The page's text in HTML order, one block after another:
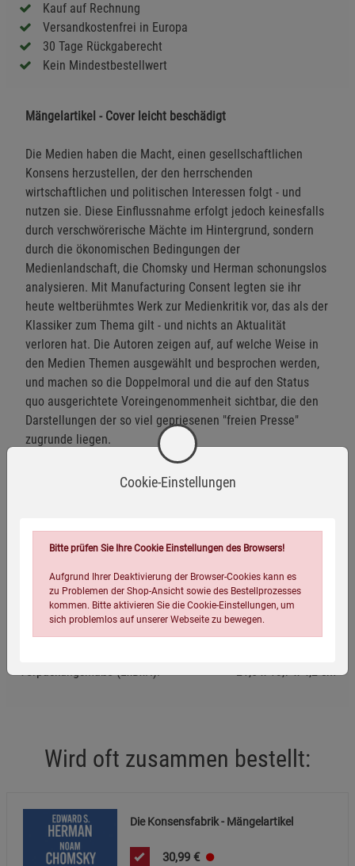
Kauf auf Rechnung
Versandkostenfrei in Europa
30 Tage Rückgaberecht
Kein Mindestbestellwert
Mängelartikel - Cover leicht beschädigt
Die Medien haben die Macht, einen gesellschaftlichen
Konsens herzustellen, der den herrschenden
wirtschaftlichen und politischen Interessen folgt - und
nutzen sie. Diese Einflussnahme erfolgt jedoch keinesfalls
durch verschwörerische Mächte im Hintergrund, sondern
durch die ökonomischen Bedingungen der
Medienlandschaft, die Chomsky und Herman schonungslos
analysieren. Mit Manufacturing Consent legten sie ihr
heute weltberühmtes Werk zur Medienkritik vor, das als der
Klassiker zum Thema gilt - und nichts an Aktualität
verloren hat. Die Autoren zeigen auf, auf welche Weise in
den Medien Themen ausgewählt und besprochen werden,
und machen so die Doppelmoral und die auf den Status
quo ausgerichtete Voreingenommenheit sichtbar, die den
Darstellungen der so viel gepriesenen "freien Presse"
zugrunde liegen.
Herstellerinformationen
Eigenschaften
Verlag / Herausgeber:
Westend
Softcover, 704 Seiten
Verpackungsmaße (LxBxH):
21,5 13,7 4,2cm
Wird oft zusammen bestellt:
Die Konsensfabrik - Mängelartikel
30,99 €
Cookie-Einstellungen
Bitte prüfen Sie Ihre Cookie Einstellungen des Browsers!
Aufgrund Ihrer Deaktivierung der Browser-Cookies kann es
zu Problemen der Shop-Ansicht sowie des Bestellprozesses
kommen. Bitte aktivieren Sie die Cookie-Einstellungen, um
sich problemlos auf unserer Webseite zu bewegen.
Einstellungen speichern für die GruppeEinstellungen speichern für die Gruppe
Notwendige Cookies (5)